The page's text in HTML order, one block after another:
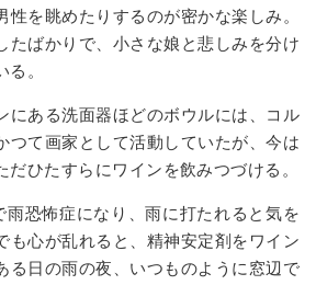
性を眺めたりするのが密かな楽しみ。
たばかりで、小さな娘と悲しみを分け
。
にある洗面器ほどのボウルには、コル
つて画家として活動していたが、今は
だひたすらにワインを飲みつづける。
雨恐怖症になり、雨に打たれると気を
も心が乱れると、精神安定剤をワイン
る日の雨の夜、いつものように窓辺で